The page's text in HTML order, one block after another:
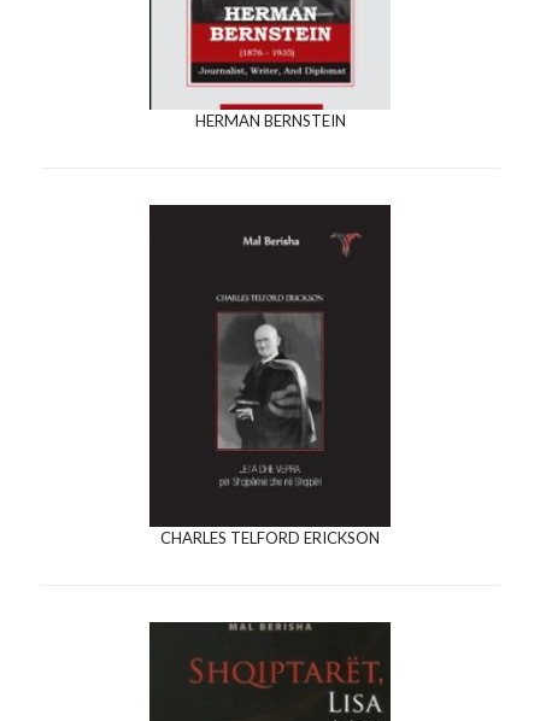
HERMAN BERNSTEIN
CHARLES TELFORD ERICKSON